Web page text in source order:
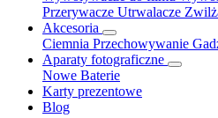
Przerywacze Utrwalacze
Akcesoria
Ciemnia Przechowywanie
Aparaty fotograficzne
Nowe Baterie
Karty prezentowe
Blog